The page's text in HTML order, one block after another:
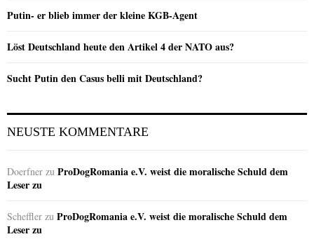
Putin- er blieb immer der kleine KGB-Agent
Löst Deutschland heute den Artikel 4 der NATO aus?
Sucht Putin den Casus belli mit Deutschland?
NEUSTE KOMMENTARE
Doerfner zu ProDogRomania e.V. weist die moralische Schuld dem
Leser zu
Scheffler zu ProDogRomania e.V. weist die moralische Schuld dem
Leser zu